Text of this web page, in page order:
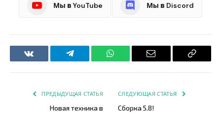
Мы в YouTube Мы в Discord
VKontakteTelegram WhatsApp Email
Copy
ПРЕДЫДУЩАЯ СТАТЬЯ
Новая техника в
СЛЕДУЮЩАЯ СТАТЬЯ
Сборка 5.8!